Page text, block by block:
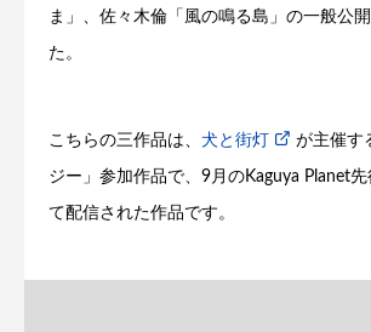
ま」、佐々木倫「風の鳴る島」の一般公
た。
こちらの三作品は、 犬と街灯 が主催す
ジー」参加作品で、9月のKaguya Planet
て配信された作品です。